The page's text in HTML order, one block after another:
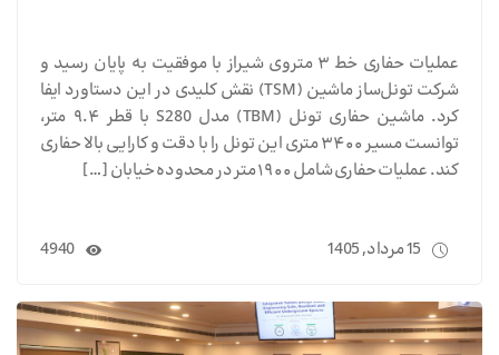
عملیات حفاری خط ۳ متروی شیراز با موفقیت به پایان رسید و
شرکت تونل‌ساز ماشین (TSM) نقش کلیدی در این دستاورد ایفا
کرد. ماشین حفاری تونل (TBM) مدل S280 با قطر ۹.۴ متر،
توانست مسیر ۳۴۰۰ متری این تونل را با دقت و کارایی بالا حفاری
کند. عملیات حفاری شامل ۱۹۰۰ متر در محدوده خیابان […]
15 مرداد, 1405 4940